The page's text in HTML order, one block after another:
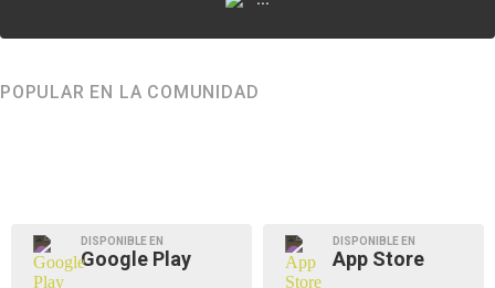
POPULAR EN LA COMUNIDAD
DISPONIBLE EN
Google Play
DISPONIBLE EN
App Store